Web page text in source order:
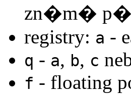
zn�m� p�i
registry: a -
q - a, b, c
f - floating